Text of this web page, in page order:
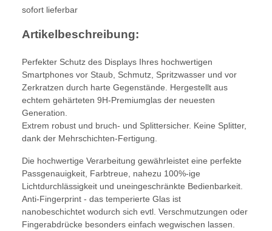
sofort lieferbar
Artikelbeschreibung:
Perfekter Schutz des Displays Ihres hochwertigen
Smartphones vor Staub, Schmutz, Spritzwasser und vor
Zerkratzen durch harte Gegenstände. Hergestellt aus
echtem gehärteten 9H-Premiumglas der neuesten
Generation.
Extrem robust und bruch- und Splittersicher. Keine Splitter,
dank der Mehrschichten-Fertigung.
Die hochwertige Verarbeitung gewährleistet eine perfekte
Passgenauigkeit, Farbtreue, nahezu 100%-ige
Lichtdurchlässigkeit und uneingeschränkte Bedienbarkeit.
Anti-Fingerprint - das temperierte Glas ist
nanobeschichtet wodurch sich evtl. Verschmutzungen oder
Fingerabdrücke besonders einfach wegwischen lassen.